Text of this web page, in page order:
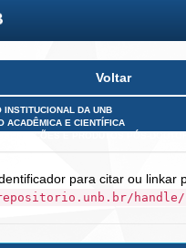
Voltar
INSTITUCIONAL DA UNB
ACADÊMICA E CIENTÍFICA
para citar ou linkar
handle/